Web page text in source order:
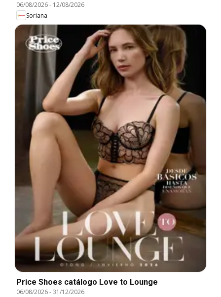
06/08/2026- 12/08/2026
Soriana
Price Shoes catálogo Love to Lounge
06/08/2026-31/12/2026